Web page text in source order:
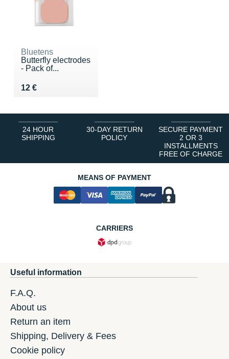
Bluetens
Butterfly electrodes
- Pack of...
12 €
Vendu 12 €
24 HOUR
SHIPPING
30-DAY RETURN
POLICY
SECURE PAYMENT
2 OR 3
INSTALLMENTS
FREE OF CHARGE
MEANS OF PAYMENT
CARRIERS
Useful information
F.A.Q.
About us
Return an item
Shipping, Delivery & Fees
Cookie policy